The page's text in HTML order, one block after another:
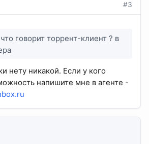
#3
говорит торрент-клиент ? в
нету никакой. Если у кого
напишите мне в агенте -